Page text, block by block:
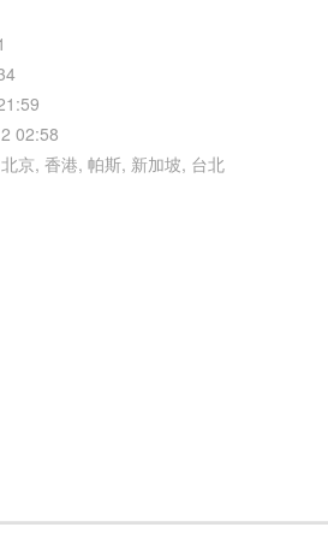
02:58
京, 香港, 帕斯, 新加坡, 台北